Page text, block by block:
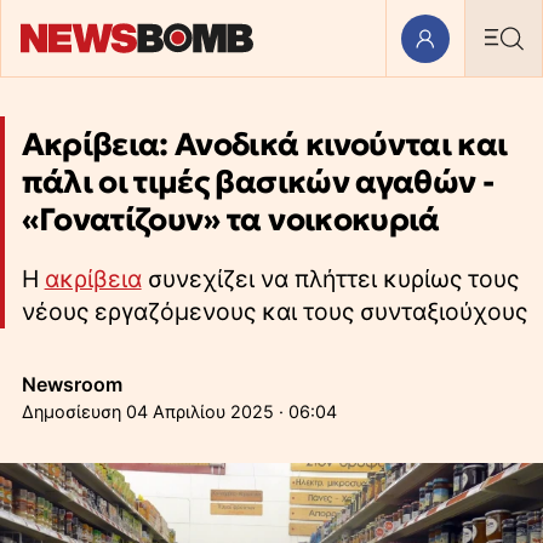
Ακρίβεια: Ανοδικά κινούνται και
πάλι οι τιμές βασικών αγαθών -
«Γονατίζουν» τα νοικοκυριά
Η ακρίβειασυνεχίζει να πλήττει κυρίως τους
νέους εργαζόμενους και τους συνταξιούχους
Newsroom
04 Απριλίου 2025 · 06:04